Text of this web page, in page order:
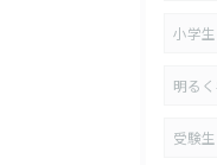
小学生
明る
受験生